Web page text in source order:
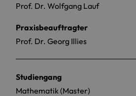
Prof. Dr. Wolfgang Lauf
Praxisbeauftragter
Prof. Dr. Georg Illies
Studiengang
Mathematik (Master)